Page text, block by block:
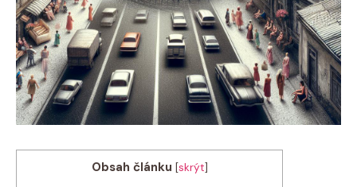
Obsah článku [skrýt]